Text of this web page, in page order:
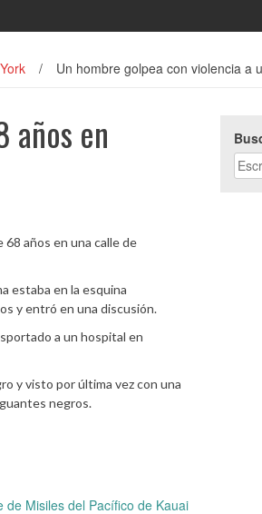
/ Un hombre golpea con violencia a
años en
años en una calle de
estaba en la esquina
y entró en una discusión.
a un hospital en
y visto por última vez con una
negros.
Misiles del Pacífico de Kauai